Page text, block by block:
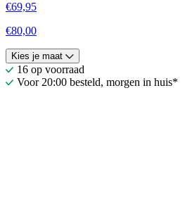
€69,95
€80,00
Kies je maat
16 op voorraad
Voor 20:00 besteld, morgen in huis*